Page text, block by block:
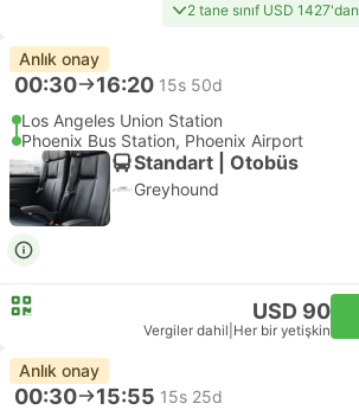
2 tane sınıf USD 1427'dan
Anlık onay
00:30 16:20 15s 50d
Los Angeles Union Station
Phoenix Bus Station, Phoenix Airport
Standart | Otobüs
Greyhound
USD 90
Vergiler dahil Her bir yetişkin
Anlık onay
00:30 15:55 15s 25d